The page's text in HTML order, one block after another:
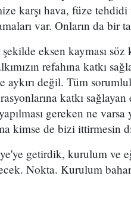
karşı hava, füze
var. Onların da bir
eksen kayması
refahına katkı
değil. Tüm
katkı
gereken ne
kimse de bizi ittirmesin
getirdik, kurulum ve
Nokta. Kurulum